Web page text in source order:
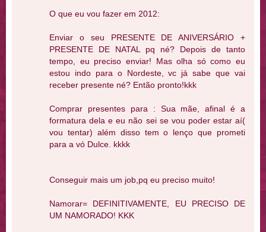
O que eu vou fazer em 2012:
Enviar o seu PRESENTE DE ANIVERSÁRIO +
PRESENTE DE NATAL pq né? Depois de tanto
tempo, eu preciso enviar! Mas olha só como eu
estou indo para o Nordeste, vc já sabe que vai
receber presente né? Então pronto!kkk
Comprar presentes para : Sua mãe, afinal é a
formatura dela e eu não sei se vou poder estar aí(
vou tentar) além disso tem o lenço que prometi
para a vó Dulce. kkkk
Conseguir mais um job,pq eu preciso muito!
Namorar= DEFINITIVAMENTE, EU PRECISO DE
UM NAMORADO! KKK